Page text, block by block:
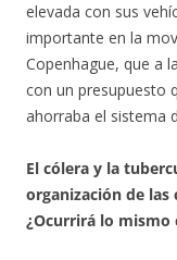
elevada con sus
importante en la
Copenhague, que a
con un presupuesto
ahorraba el sistema
El cólera y la
organización de las
¿Ocurrirá lo mismo